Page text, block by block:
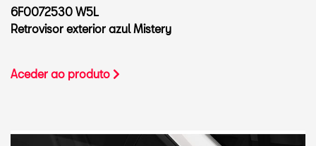
6F0072530 W5L
Retrovisor exterior azul Mistery
Aceder ao produto